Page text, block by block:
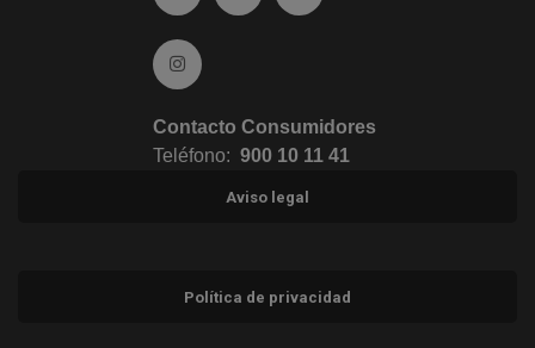
Ir a Instagram (abre en ventana nueva)
Contacto Consumidores
Teléfono: 900 10 11 41
Aviso legal
Política de privacidad